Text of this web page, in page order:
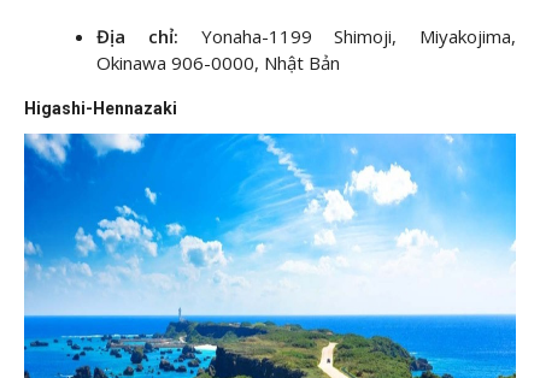
Địa chỉ:
Yonaha-1199 Shimoji, Miyakojima,
Okinawa 906-0000, Nhật Bản
Higashi-Hennazaki